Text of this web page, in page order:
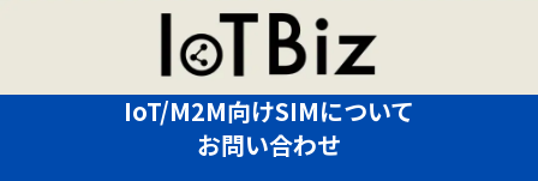
IoT/M2M向けSIMについて
お問い合わせ